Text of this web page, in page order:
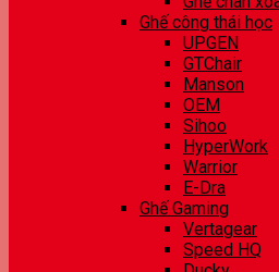
Ghế công thái học
UPGEN
GTChair
Manson
OEM
Sihoo
HyperWork
Warrior
E-Dra
Ghế Gaming
Vertagear
Speed HQ